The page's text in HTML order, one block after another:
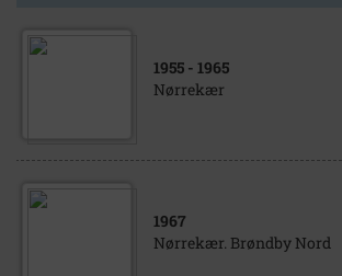
1955 - 1965
Nørrekær
1967
Nørrekær. Brøndby Nord